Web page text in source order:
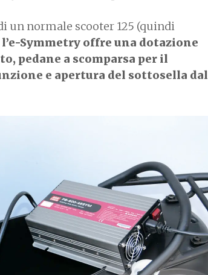
un normale scooter 125 (quindi
l’e-Symmetry offre una dotazione
pedane a scomparsa per il
e apertura del sottosella dal